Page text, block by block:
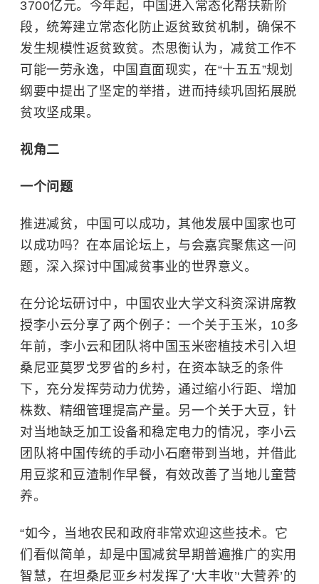
3700亿元。今年起，中国进入常态化帮扶新阶
段，统筹建立常态化防止返贫致贫机制，确保不
发生规模性返贫致贫。杰思衡认为，减贫工作不
可能一劳永逸，中国直面现实，在“十五五”规划
纲要中提出了坚定的举措，进而持续巩固拓展脱
贫攻坚成果。
视角二
一个问题
推进减贫，中国可以成功，其他发展中国家也可
以成功吗？在本届论坛上，与会嘉宾聚焦这一问
题，深入探讨中国减贫事业的世界意义。
在分论坛研讨中，中国农业大学文科资深讲席教
授李小云分享了两个例子：一个关于玉米，10多
年前，李小云和团队将中国玉米密植技术引入坦
桑尼亚莫罗戈罗省的乡村，在资本缺乏的条件
下，充分发挥劳动力优势，通过缩小行距、增加
株数、精细管理提高产量。另一个关于大豆，针
对当地缺乏加工设备和稳定电力的情况，李小云
团队将中国传统的手动小石磨带到当地，并借此
用豆浆和豆渣制作早餐，有效改善了当地儿童营
养。
“如今，当地农民和政府非常欢迎这些技术。它
们看似简单，却是中国减贫早期普遍推广的实用
智慧，在坦桑尼亚乡村发挥了‘大丰收’‘大营养’的